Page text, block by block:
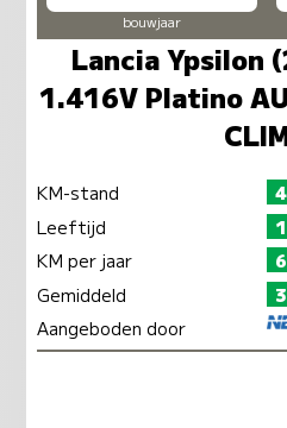
bouwjaar
Lancia Ypsilon
1.416V Platino
KM-stand
Leeftijd
KM per jaar
Gemiddeld
Aangeboden door